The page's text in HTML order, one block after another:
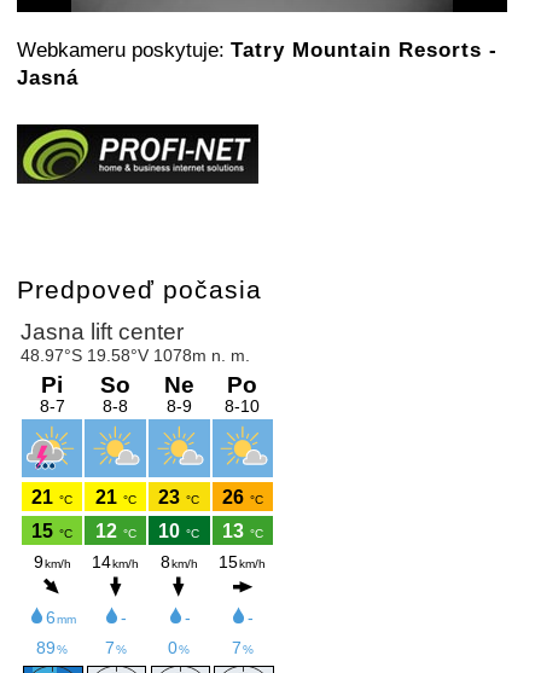
Webkameru poskytuje: Tatry Mountain Resorts -
Jasná
Predpoveď počasia